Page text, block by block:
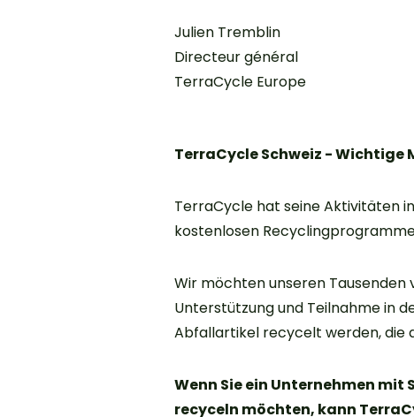
Julien Tremblin
Directeur général
TerraCycle Europe
TerraCycle Schweiz - Wichtige
TerraCycle hat seine Aktivitäten
kostenlosen
Wir möchten unseren
Unterstützung und Teilnahme in
Abfallartikel recycelt werden, die
Wenn Sie ein Unternehmen
recyceln möchten, kann